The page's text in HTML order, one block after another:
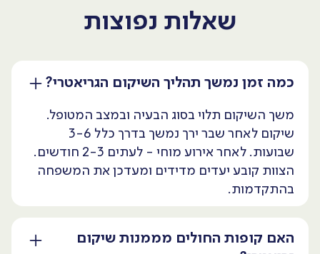
שאלות נפוצות
כמה זמן נמשך תהליך השיקום הגריאטרי?
משך השיקום תלוי בסוג הבעיה ובמצב המטופל.
שיקום לאחר שבר ירך נמשך בדרך כלל 3-6
שבועות. לאחר אירוע מוחי - לעתים 2-3 חודשים.
הצוות קובע יעדים מדידים ומעדכן את המשפחה
בהתקדמות.
האם קופות החולים מממנות שיקום